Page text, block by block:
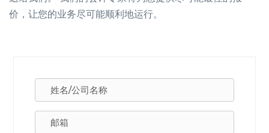
价，让您的业务尽可能顺利地运行。